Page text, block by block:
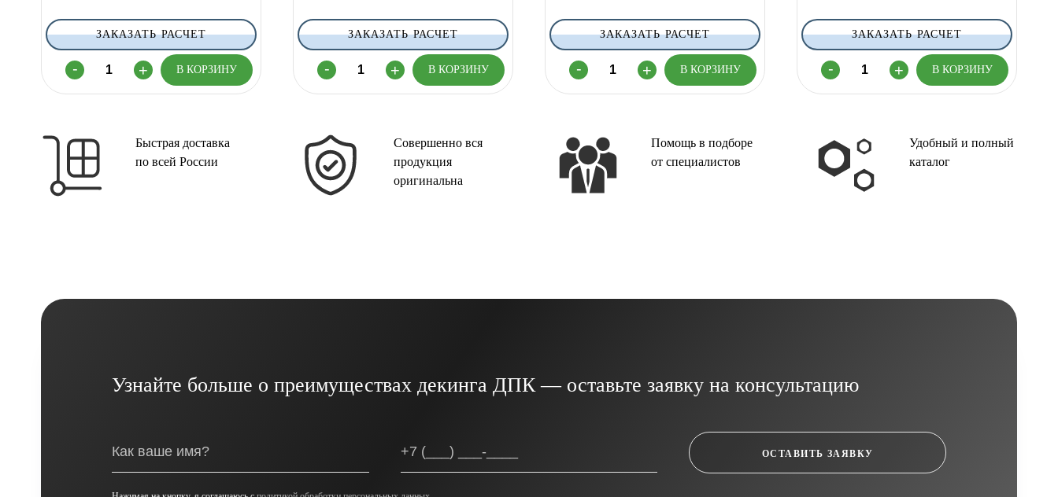
ЗАКАЗАТЬ РАСЧЕТ ЗАКАЗАТЬ РАСЧЕТ ЗАКАЗАТЬ РАСЧЕТ ЗАКАЗАТЬ РАСЧЕТ
Быстрая доставка
по всей России
Совершенно вся
продукция
оригинальна
Помощь в подборе
от специалистов
Удобный и полный
каталог
Узнайте больше о преимуществах декинга ДПК — оставьте заявку на консультацию
ОСТАВИТЬ ЗАЯВКУ